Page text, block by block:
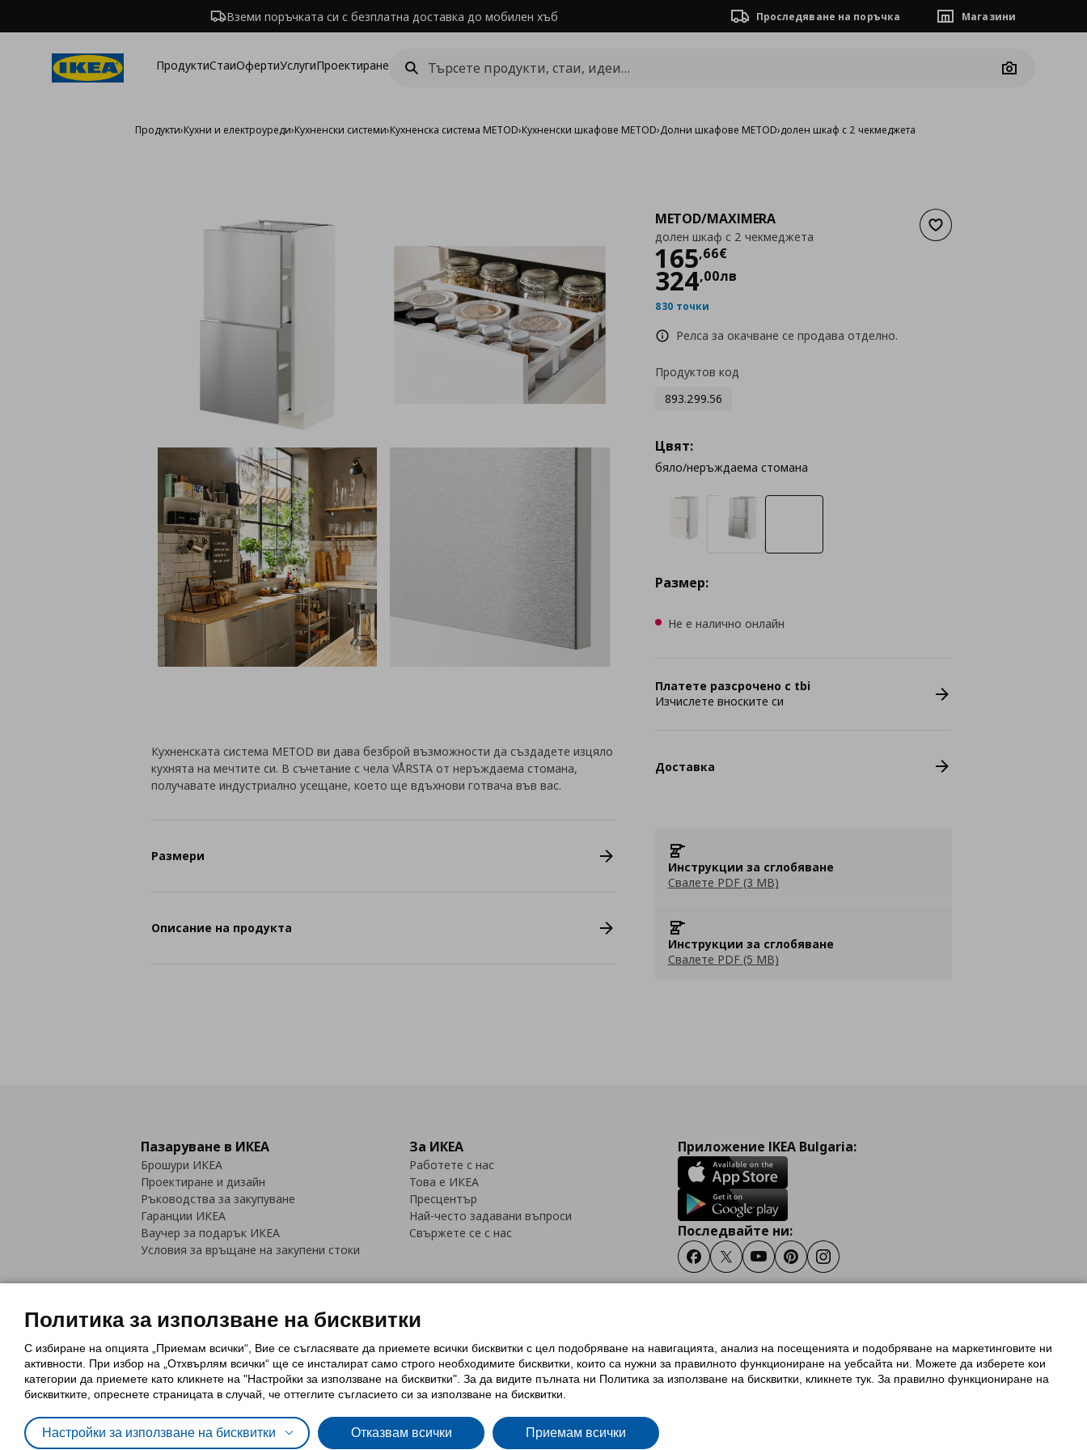
Вземи поръчката си с безплатна доставка до мобилен хъб Проследяване на поръчка Магазини
ПродуктиСтаиОфертиУслугиПроектиране
Camera
Продукти›Кухни и електроуреди›Кухненски системи›Кухненска система METOD›Кухненски шкафове METOD›Долни шкафове METOD›долен шкаф с 2 чекмеджета
Добави към списъка с
METOD/MAXIMERA
долен шкаф с 2 чекмеджета
165,66€
Цена
324,00лв
830 точки
Релса за окачване се продава отделно.
Продуктов код
893.299.56
Цвят:
бяло/неръждаема стомана
Размер:
Не е налично онлайн
Платете разсрочено с tbi
Изчислете вноските си
Доставка
Инструкции за сглобяване
Свалете PDF (3 MB)
Инструкции за сглобяване
Свалете PDF (5 MB)
Кухненската система METOD ви дава безброй възможности да създадете изцяло
кухнята на мечтите си. В съчетание с чела VÅRSTA от неръждаема стомана,
получавате индустриално усещане, което ще вдъхнови готвача във вас.
Размери
Описание на продукта
Пазаруване в ИКЕА
Брошури ИКЕА
Проектиране и дизайн
Ръководства за закупуване
Гаранции ИКЕА
Ваучер за подарък ИКЕА
Условия за връщане на закупени стоки
За ИКЕА
Работете с нас
Това е ИКЕА
Пресцентър
Най-често задавани въпроси
Свържете се с нас
Приложение IKEA Bulgaria:
Последвайте ни:
FacebookTwitterYoutubePinterestInstagram
Политика за използване на бисквитки (Cookies)Избор на настройки за използване на бисквиткиУсловия за ползване на ikea.bg
Обща политика за личните данни
Политика за защита на личните данни на ikea.bg
Общи условия на програма IKEA Family
Политика за защита на лични данни на програма IKEA Family
Политика за използване на бисквитки
С избиране на опцията „Приемам всички“, Вие се съгласявате да приемете всички бисквитки с цел подобряване на навигацията, анализ на посещенията и подобряване на маркетинговите ни
активности. При избор на „Отхвърлям всички“ ще се инсталират само строго необходимитe бисквитки, които са нужни за правилното функциониране на уебсайта ни. Можете да изберете кои
категории да приемете като кликнете на "Настройки за използване на бисквитки". За да видите пълната ни Политика за използване на бисквитки, кликнете тук. За правилно функциониране на
бисквитките, опреснете страницата в случай, че оттеглите съгласието си за използване на бисквитки.
Настройки за използване на бисквитки Отказвам всички Приемам всички